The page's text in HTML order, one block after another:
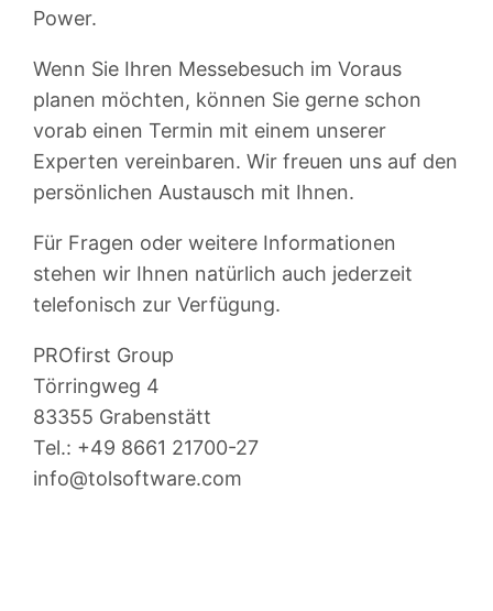
Power.
Wenn Sie Ihren Messebesuch im Voraus
planen möchten, können Sie gerne schon
vorab einen Termin mit einem unserer
Experten vereinbaren. Wir freuen uns auf den
persönlichen Austausch mit Ihnen.
Für Fragen oder weitere Informationen
stehen wir Ihnen natürlich auch jederzeit
telefonisch zur Verfügung.
PROfirst Group
Törringweg 4
83355 Grabenstätt
Tel.: +49 8661 21700-27
info@tolsoftware.com